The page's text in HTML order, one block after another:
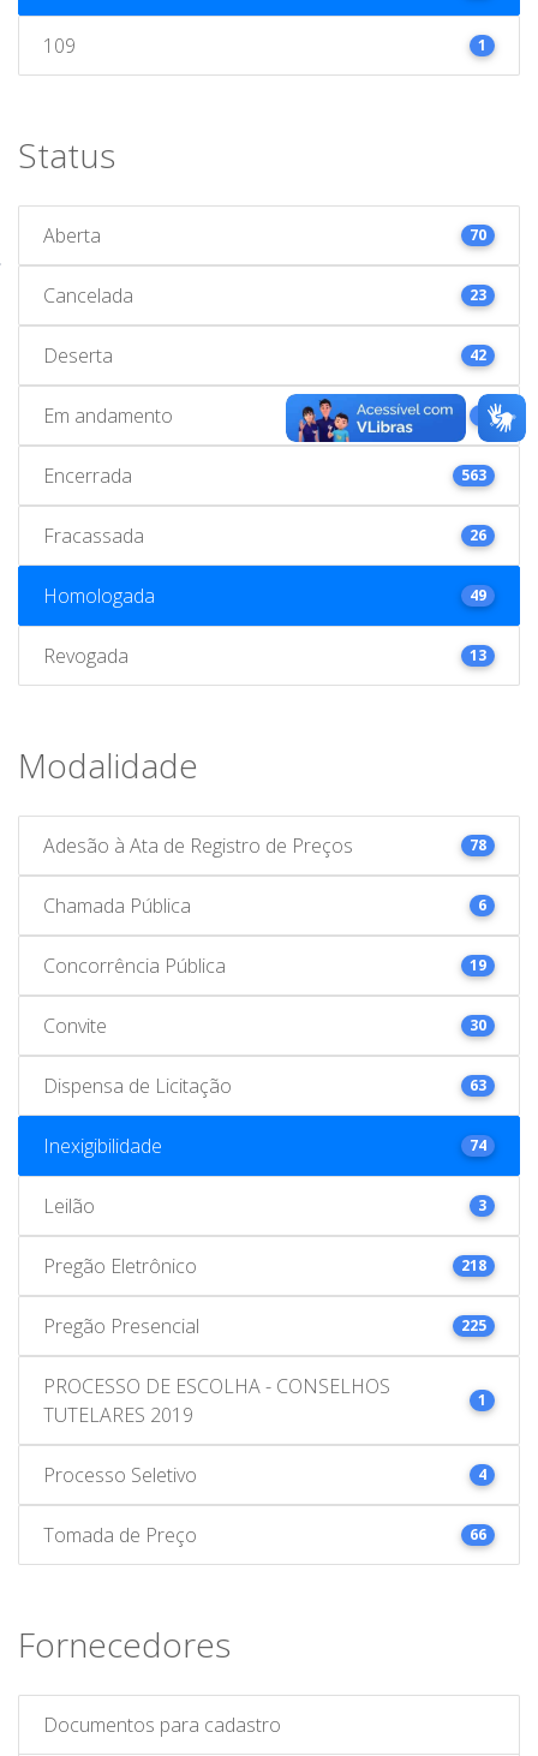
109 1
Status
Aberta 70
Cancelada 23
Deserta 42
Em andamento
Encerrada 563
Fracassada 26
Homologada 49
Revogada 13
Modalidade
Adesão à Ata de Registro de Preços 78
Chamada Pública 6
Concorrência Pública 19
Convite 30
Dispensa de Licitação 63
Inexigibilidade 74
Leilão 3
Pregão Eletrônico 218
Pregão Presencial 225
PROCESSO DE ESCOLHA - CONSELHOS
TUTELARES 2019
1
Processo Seletivo 4
Tomada de Preço 66
Fornecedores
Documentos para cadastro